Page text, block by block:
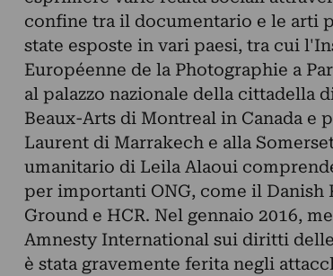
confine tra il documentario e le arti
state esposte in vari paesi, tra cui
Européenne de la Photographie a
al palazzo nazionale della cittadella
Beaux-Arts di Montreal in Canada e
Laurent di Marrakech e alla
umanitario di Leila Alaoui
per importanti ONG, come il Danish
Ground e HCR. Nel gennaio 2016,
Amnesty International sui diritti
è stata gravemente ferita negli